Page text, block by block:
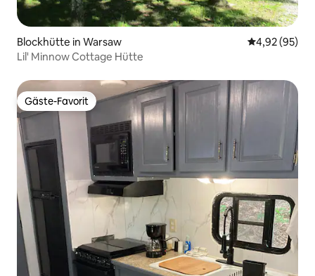
Blockhütte in Warsaw
4,92 (95)
Lil' Minnow Cottage Hütte
Gäste-Favorit
Gäste-Favorit